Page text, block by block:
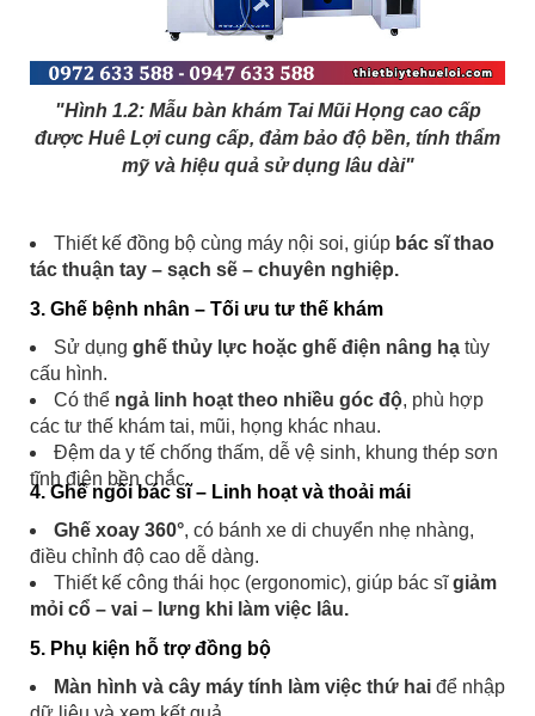
"Hình 1.2: Mẫu bàn khám Tai Mũi Họng cao cấp
được Huê Lợi cung cấp, đảm bảo độ bền, tính thẩm
mỹ và hiệu quả sử dụng lâu dài"
Thiết kế đồng bộ cùng máy nội soi, giúp bác sĩ thao
tác thuận tay – sạch sẽ – chuyên nghiệp.
3. Ghế bệnh nhân – Tối ưu tư thế khám
Sử dụng ghế thủy lực hoặc ghế điện nâng hạ tùy
cấu hình.
Có thể ngả linh hoạt theo nhiều góc độ, phù hợp
các tư thế khám tai, mũi, họng khác nhau.
Đệm da y tế chống thấm, dễ vệ sinh, khung thép sơn
tĩnh điện bền chắc.
4. Ghế ngồi bác sĩ – Linh hoạt và thoải mái
Ghế xoay 360°, có bánh xe di chuyển nhẹ nhàng,
điều chỉnh độ cao dễ dàng.
Thiết kế công thái học (ergonomic), giúp bác sĩgiảm
mỏi cổ – vai – lưng khi làm việc lâu.
5. Phụ kiện hỗ trợ đồng bộ
Màn hình và cây máy tính làm việc thứ hai để nhập